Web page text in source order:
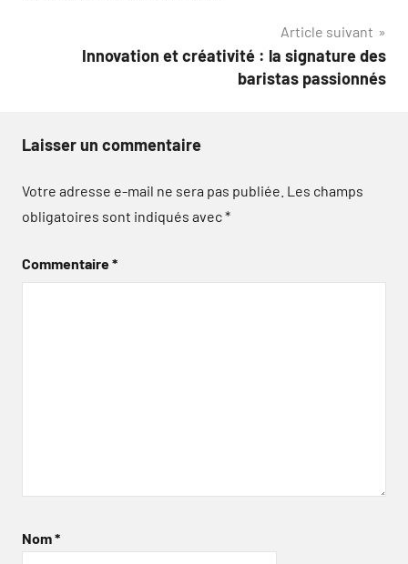
Article suivant
Innovation et créativité : la signature des
baristas passionnés
Laisser un commentaire
Votre adresse e-mail ne sera pas publiée. Les champs
obligatoires sont indiqués avec*
Commentaire*
Nom*